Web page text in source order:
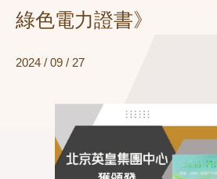
綠色電力證書》
2024 / 09 / 27